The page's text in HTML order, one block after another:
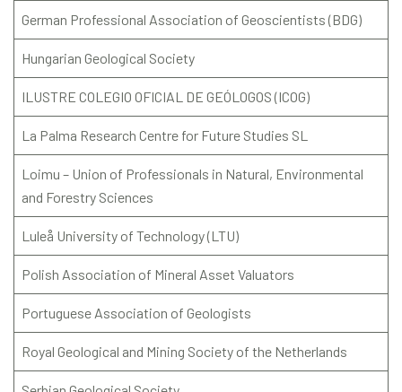
German Professional Association of Geoscientists (BDG)
Hungarian Geological Society
ILUSTRE COLEGIO OFICIAL DE GEÓLOGOS (ICOG)
La Palma Research Centre for Future Studies SL
Loimu – Union of Professionals in Natural, Environmental
and Forestry Sciences
Luleå University of Technology (LTU)
Polish Association of Mineral Asset Valuators
Portuguese Association of Geologists
Royal Geological and Mining Society of the Netherlands